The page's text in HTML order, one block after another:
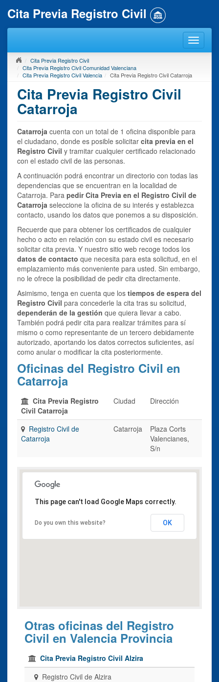
Cita Previa Registro Civil
Cita Previa Registro Civil
Cita Previa Registro Civil Comunidad Valenciana
Cita Previa Registro Civil Valencia
Cita Previa Registro Civil Catarroja
Cita Previa Registro Civil
Catarroja
Catarroja cuenta con un total de 1 oficina disponible para
el ciudadano, donde es posible solicitar cita previa en el
Registro Civil y tramitar cualquier certificado relacionado
con el estado civil de las personas.
A continuación podrá encontrar un directorio con todas las
dependencias que se encuentran en la localidad de
Catarroja. Para pedir Cita Previa en el Registro Civil de
Catarroja seleccione la oficina de su interés y establezca
contacto, usando los datos que ponemos a su disposición.
Recuerde que para obtener los certificados de cualquier
hecho o acto en relación con su estado civil es necesario
solicitar cita previa. Y nuestro sitio web recoge todos los
datos de contacto que necesita para esta solicitud, en el
emplazamiento más conveniente para usted. Sin embargo,
no le ofrece la posibilidad de pedir cita directamente.
Asimismo, tenga en cuenta que los tiempos de espera del
Registro Civil para concederle la cita tras su solicitud,
dependerán de la gestión que quiera llevar a cabo.
También podrá pedir cita para realizar trámites para sí
mismo o como representante de un tercero debidamente
autorizado, aportando los datos correctos suficientes, así
como anular o modificar la cita posteriormente.
Oficinas del Registro Civil en
Catarroja
Cita Previa Registro
Civil Catarroja
Ciudad Dirección
Registro Civil de
Catarroja
Catarroja
Plaza Corts
Valencianes,
S/n
This page can't load Google Maps correctly.
Do you own this website? OK
Otras oficinas del Registro
Civil en Valencia Provincia
Cita Previa Registro Civil Alzira
Registro Civil de Alzira